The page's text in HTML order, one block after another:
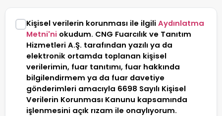
Kişisel verilerin korunması ile ilgiliAydınlatma
Metni'ni okudum. CNG Fuarcılık ve Tanıtım
Hizmetleri A.Ş. tarafından yazılı ya da
elektronik ortamda toplanan kişisel
verilerimin, fuar tanıtımı, fuar hakkında
bilgilendirmem ya da fuar davetiye
gönderimleri amacıyla 6698 Sayılı Kişisel
Verilerin Korunması Kanunu kapsamında
işlenmesini açık rızam ile onaylıyorum.